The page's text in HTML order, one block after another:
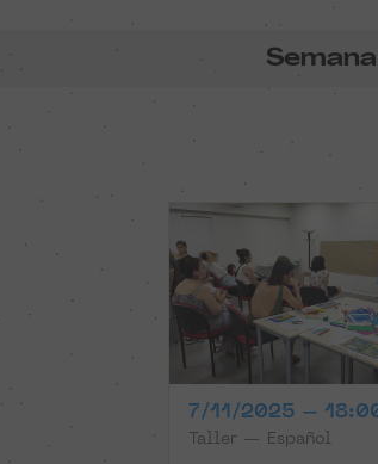
Semana
7/11/2025 –
Taller — Español